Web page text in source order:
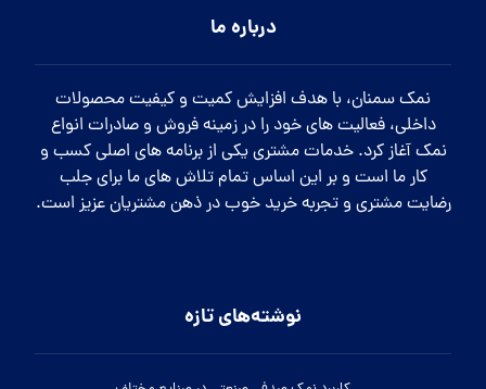
درباره ما
نمک سمنان، با هدف افزایش کمیت و کیفیت محصولات
داخلی، فعالیت های خود را در زمینه فروش و صادرات انواع
نمک آغاز کرد. خدمات مشتری یکی از برنامه های اصلی کسب و
کار ما است و بر این اساس تمام تلاش های ما برای جلب
رضایت مشتری و تجربه خرید خوب در ذهن مشتریان عزیز است.
نوشته‌های تازه